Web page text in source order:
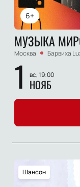
6+
МУЗЫКА
Москва Барвиха
1 вс, 19:00
НОЯБ
Шансон